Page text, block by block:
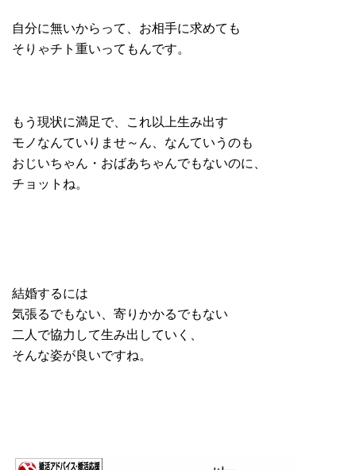
自分に無いからって、お相手に求めても
そりゃチト重いってもんです。
もう現状に満足で、これ以上生み出す
モノなんていりませ～ん、なんていうのも
おじいちゃん・おばあちゃんでもないのに、
チョットね。
結婚するには
気張るでもない、寄りかかるでもない
二人で協力して生み出していく、
そんな姿が良いですね。